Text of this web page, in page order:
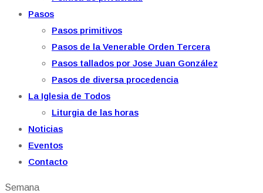
Pasos
Pasos primitivos
Pasos de la Venerable Orden Tercera
Pasos tallados por Jose Juan González
Pasos de diversa procedencia
La Iglesia de Todos
Liturgia de las horas
Noticias
Eventos
Contacto
Semana